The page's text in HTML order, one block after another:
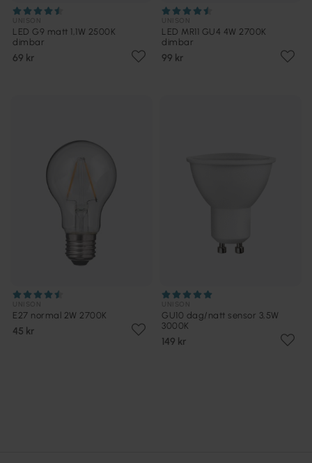
LED G9 matt 1,1W 2500K
dimbar
69 kr
LED MR11 GU4 4W 2700K
dimbar
99 kr
E27 normal 2W 2700K
45 kr
GU10 dag/natt sensor 3,5W
3000K
149 kr